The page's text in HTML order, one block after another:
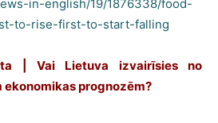
in-english/19/1876338/food-
to-rise-first-to-start-falling
| Vai Lietuva izvairīsies no
prognozēm?